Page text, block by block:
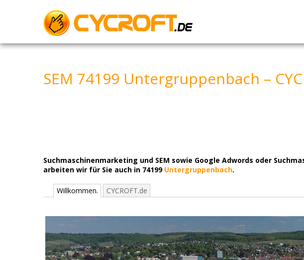
SEM 74199 Untergruppenbach –
Suchmaschinenmarketing und SEM sowie Google Adwords oder
arbeiten wir für Sie auch in 74199 Untergruppenbach.
Willkommen. CYCROFT.de